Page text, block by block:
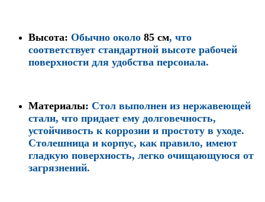
Высота: Обычно около 85 см, что
соответствует стандартной высоте рабочей
поверхности для удобства персонала.
Материалы: Стол выполнен из нержавеющей
стали, что придает ему долговечность,
устойчивость к коррозии и простоту в уходе.
Столешница и корпус, как правило, имеют
гладкую поверхность, легко очищающуюся от
загрязнений.